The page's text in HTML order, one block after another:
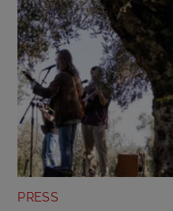
PRESS